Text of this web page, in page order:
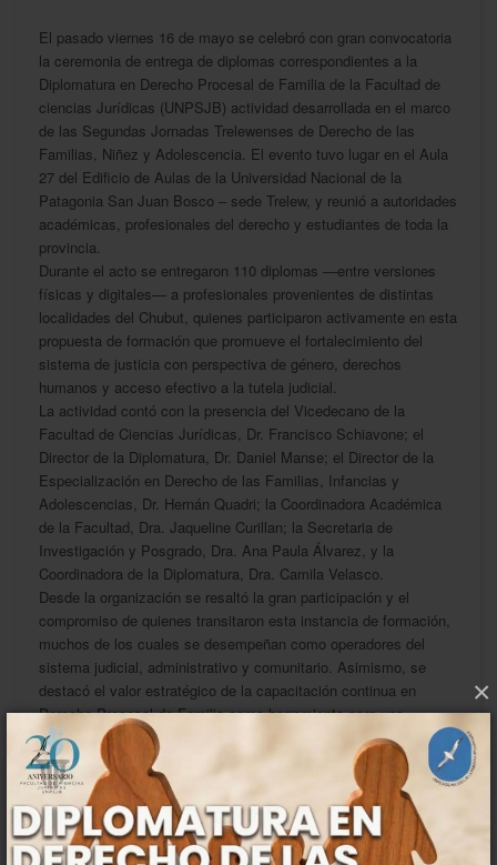
×
El pasado viernes 16 de mayo se celebró con gran convocatoria
la ceremonia de entrega de diplomas correspondientes a la
Diplomatura en Derecho Procesal de Familia de la Facultad de
ciencias Jurídicas (UNPSJB) actividad desarrollada en el marco
de las Segundas Jornadas Trelewenses de Derecho de las
Familias, Niñez y Adolescencia. El evento tuvo lugar en el Aula
27 del Edificio de Aulas de la Universidad Nacional de la
Patagonia San Juan Bosco – sede Trelew, y reunió a autoridades
académicas, profesionales del derecho y estudiantes de toda la
provincia.
Durante el acto se entregaron 110 diplomas —entre versiones
físicas y digitales— a profesionales provenientes de distintas
localidades del Chubut, quienes participaron activamente en esta
propuesta de formación que promueve el fortalecimiento del
sistema de justicia con perspectiva de género, derechos
humanos y acceso efectivo a la tutela judicial.
La actividad contó con la presencia del Vicedecano de la
Facultad de Ciencias Jurídicas, Dr. Francisco Schiavone; el
Director de la Diplomatura, Dr. Daniel Manse; el Director de la
Especialización en Derecho de las Familias, Infancias y
Adolescencias, Dr. Hernán Quadri; la Coordinadora Académica
de la Facultad, Dra. Jaqueline Curillan; la Secretaria de
Investigación y Posgrado, Dra. Ana Paula Álvarez, y la
Coordinadora de la Diplomatura, Dra. Camila Velasco.
Desde la organización se resaltó la gran participación y el
compromiso de quienes transitaron esta instancia de formación,
muchos de los cuales se desempeñan como operadores del
sistema judicial, administrativo y comunitario. Asimismo, se
destacó el valor estratégico de la capacitación continua en
Derecho Procesal de Familia como herramienta para una
práctica jurídica más eficaz, cercana y respetuosa de los
derechos de las familias, niñas, niños y adolescentes.
Este tipo de propuestas académicas consolidan el rol activo de
la Facultad de Ciencias Jurídicas de la UNPSJB en la
construcción de espacios de formación con anclaje territorial,
enfoque interdisciplinario y sentido ético del ejercicio Profesional.